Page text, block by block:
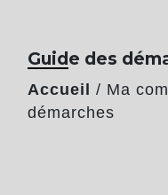
Guide des
Accueil / Ma
démarches